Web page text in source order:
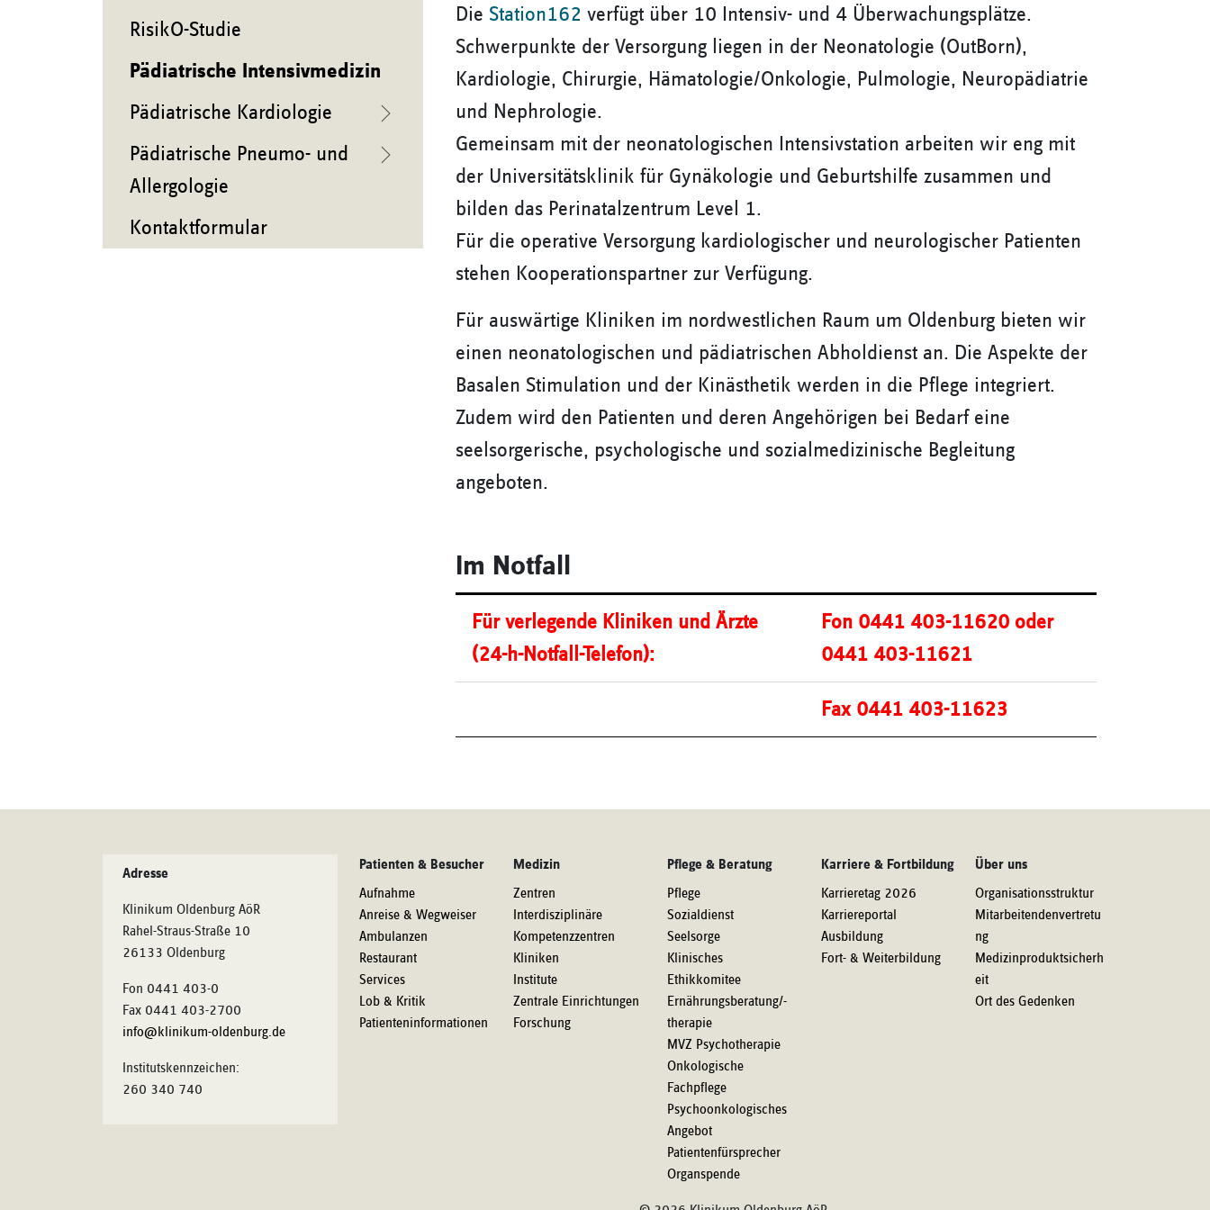
RisikO-Studie
Pädiatrische Intensivmedizin
Pädiatrische Kardiologie
Pädiatrische Pneumo- und
Allergologie
Kontaktformular
Die Station162 verfügt über 10 Intensiv- und 4 Überwachungsplätze.
Schwerpunkte der Versorgung liegen in der Neonatologie (OutBorn),
Kardiologie, Chirurgie, Hämatologie/Onkologie, Pulmologie, Neuropädiatrie
und Nephrologie.
Gemeinsam mit der neonatologischen Intensivstation arbeiten wir eng mit
der Universitätsklinik für Gynäkologie und Geburtshilfe zusammen und
bilden das Perinatalzentrum Level 1.
Für die operative Versorgung kardiologischer und neurologischer Patienten
stehen Kooperationspartner zur Verfügung.
Für auswärtige Kliniken im nordwestlichen Raum um Oldenburg bieten wir
einen neonatologischen und pädiatrischen Abholdienst an. Die Aspekte der
Basalen Stimulation und der Kinästhetik werden in die Pflege integriert.
Zudem wird den Patienten und deren Angehörigen bei Bedarf eine
seelsorgerische, psychologische und sozialmedizinische Begleitung
angeboten.
Im Notfall
Für verlegende Kliniken und Ärzte
(24-h-Notfall-Telefon):
Fon 0441 403-11620 oder
0441 403-11621
Fax 0441 403-11623
Adresse
Klinikum Oldenburg AöR
Rahel-Straus-Straße 10
26133 Oldenburg
Fon 0441 403-0
Fax 0441 403-2700
info@klinikum-oldenburg.de
Institutskennzeichen:
260 340 740
Patienten & Besucher
Aufnahme
Anreise & Wegweiser
Ambulanzen
Restaurant
Services
Lob & Kritik
Patienteninformationen
Medizin
Zentren
Interdisziplinäre
Kompetenzzentren
Kliniken
Institute
Zentrale Einrichtungen
Forschung
Pflege & Beratung
Pflege
Sozialdienst
Seelsorge
Klinisches
Ethikkomitee
Ernährungsberatung/-
therapie
MVZ Psychotherapie
Onkologische
Fachpflege
Psychoonkologisches
Angebot
Patientenfürsprecher
Organspende
Karriere & Fortbildung
Karrieretag 2026
Karriereportal
Ausbildung
Fort- & Weiterbildung
Über uns
Organisationsstruktur
Mitarbeitendenvertretu
ng
Medizinproduktsicherh
eit
Ort des Gedenken